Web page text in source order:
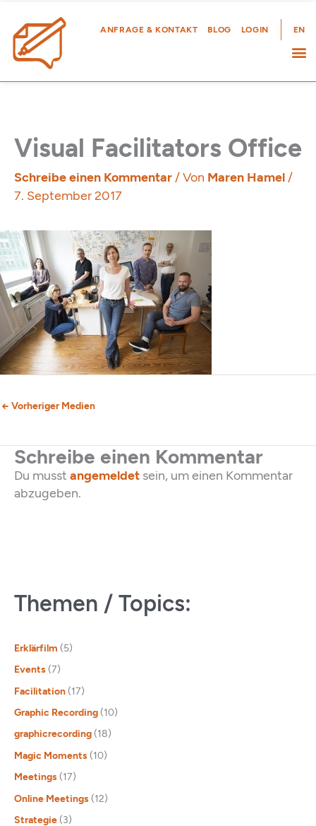
Inhalt
springen
ANFRAGE & KONTAKT BLOG LOGIN EN
Visual Facilitators Office
Schreibe einen Kommentar/ Von Maren Hamel/
7. September 2017
← Vorheriger Medien
Schreibe einen Kommentar
Du musst angemeldet sein, um einen Kommentar
abzugeben.
Themen / Topics:
Erklärfilm (5)
Events (7)
Facilitation (17)
Graphic Recording (10)
graphicrecording (18)
Magic Moments (10)
Meetings (17)
Online Meetings (12)
Strategie (3)